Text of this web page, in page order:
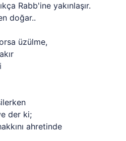
Rabb'ine yakınlaşır.
doğar..
üzülme,
der ki;
ahretinde